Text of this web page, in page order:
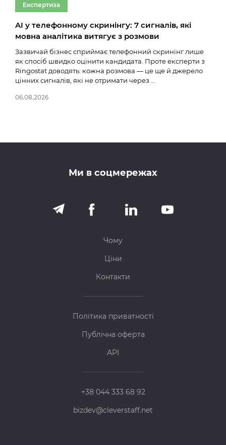
Експертиза
AI у телефонному скринінгу: 7 сигналів, які
мовна аналітика витягує з розмови
Зазвичай бізнес сприймає телефонний скринінг лише
як спосіб швидко оцінити кандидата. Проте експерти з
Ringostat доводять: кожна розмова — це ще й джерело
цінних сигналів, які не отримати через ...
06.08.2026
Ми в соцмережах
Чому
Ціни
Контакти
Політика приватності
Публічна оферта
API
+38 044 333 68 92
bizdev@cleverstaff.net